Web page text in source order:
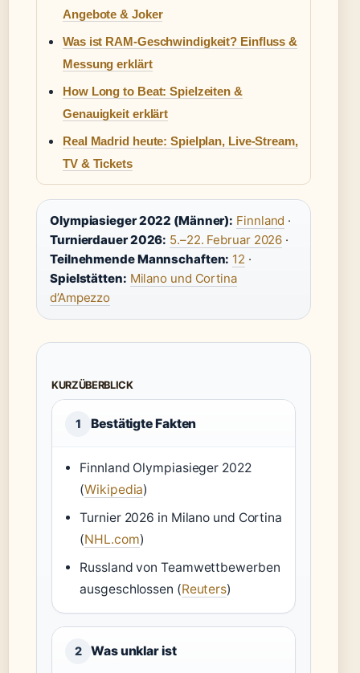
Angebote & Joker
Was ist RAM-Geschwindigkeit? Einfluss &
Messung erklärt
How Long to Beat: Spielzeiten &
Genauigkeit erklärt
Real Madrid heute: Spielplan, Live-Stream,
TV & Tickets
Olympiasieger 2022 (Männer): Finnland ·
Turnierdauer 2026: 5.–22. Februar 2026 ·
Teilnehmende Mannschaften: 12 ·
Spielstätten: Milano und Cortina
d’Ampezzo
KURZÜBERBLICK
1 Bestätigte Fakten
Finnland Olympiasieger 2022
(Wikipedia)
Turnier 2026 in Milano und Cortina
(NHL.com)
Russland von Teamwettbewerben
ausgeschlossen (Reuters)
2 Was unklar ist